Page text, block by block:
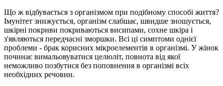
Що ж відбувається з організмом при подібному способі життя?
Імунітет знижується, організм слабшає, швидше зношується,
шкірні покриви покриваються висипами, сохне шкіра і
з'являються передчасні зморшки. Всі ці симптоми однієї
проблеми - брак корисних мікроелементів в організмі. У жінок
починає вимальовуватися целюліт, повнота від якої
неможливо позбутися без поповнення в організмі всіх
необхідних речовин.